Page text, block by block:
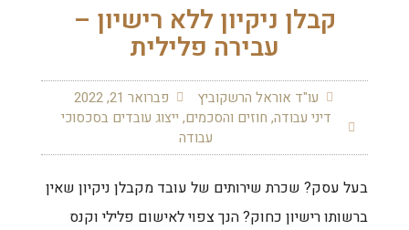
קבלן ניקיון ללא רישיון –
עבירה פלילית
עו"ד אוראל הרשקוביץ
פברואר 21, 2022
דיני עבודה, חוזים והסכמים, ייצוג עובדים בסכסוכי
עבודה
בעל עסק? שכרת שירותים של עובד מקבלן ניקיון שאין
ברשותו רישיון כחוק? הנך צפוי לאישום פלילי וקנס